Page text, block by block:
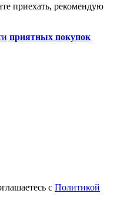
приехать, рекомендую
приятных покупок
с Политикой